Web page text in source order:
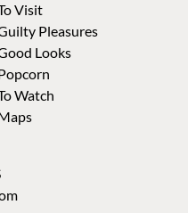
Visit
Pleasures
Looks
Watch